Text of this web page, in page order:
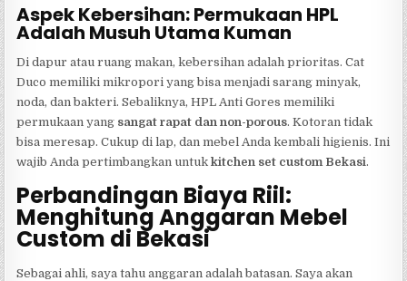
Aspek Kebersihan: Permukaan HPL
Adalah Musuh Utama Kuman
Di dapur atau ruang makan, kebersihan adalah prioritas. Cat
Duco memiliki mikropori yang bisa menjadi sarang minyak,
noda, dan bakteri. Sebaliknya, HPL Anti Gores memiliki
permukaan yang sangat rapat dan non-porous. Kotoran tidak
bisa meresap. Cukup di lap, dan mebel Anda kembali higienis. Ini
wajib Anda pertimbangkan untukkitchen set custom Bekasi.
Perbandingan Biaya Riil:
Menghitung Anggaran Mebel
Custom di Bekasi
Sebagai ahli, saya tahu anggaran adalah batasan. Saya akan